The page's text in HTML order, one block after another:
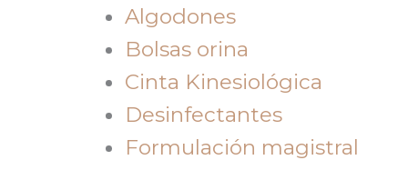
Algodones
Bolsas orina
Cinta Kinesiológica
Desinfectantes
Formulación magistral